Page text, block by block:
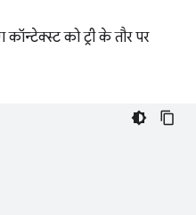
को ट्री के तौर पर